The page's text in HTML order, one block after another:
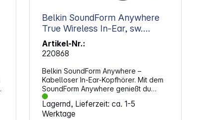
Belkin SoundForm Anywhere
True Wireless In-Ear, sw.
AUC014hqBK
Artikel-Nr.:
220868
Belkin SoundForm Anywhere –
Kabelloser In-Ear-Kopfhörer. Mit dem
SoundForm Anywhere genießt du
kabellose Freiheit und klare
Audioqualität im kompakten Design.
Die ergonomische Form sorgt für
Lagernd, Lieferzeit: ca. 1-5
Werktage